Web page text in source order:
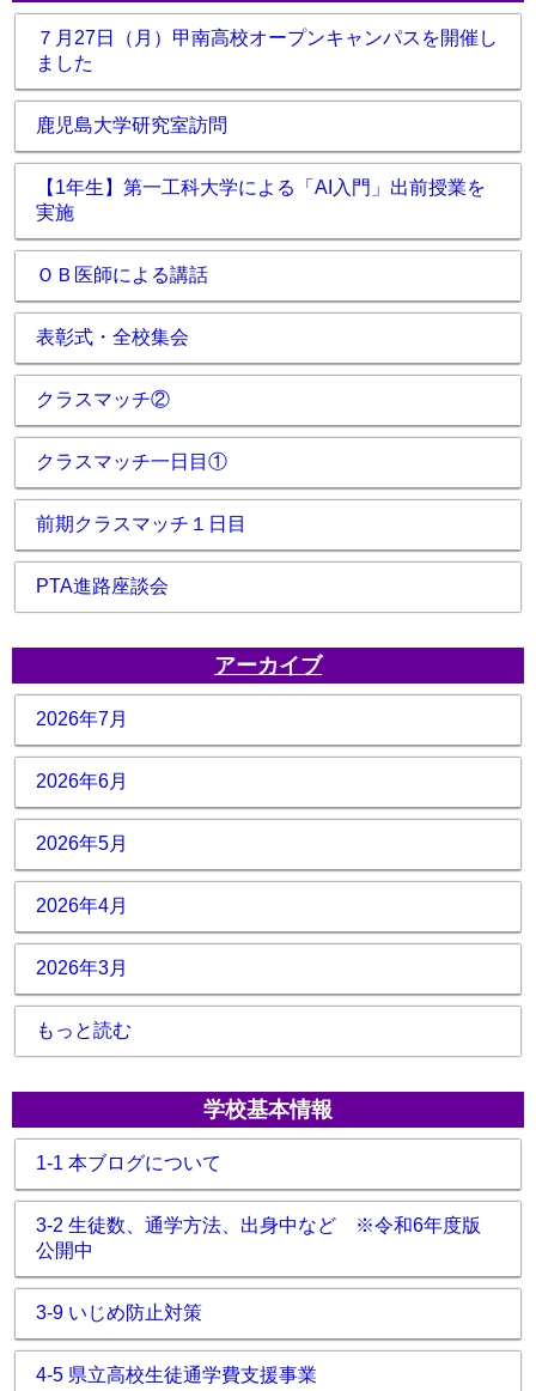
７月27日（月）甲南高校オープンキャンパスを開催し
ました
鹿児島大学研究室訪問
【1年生】第一工科大学による「AI入門」出前授業を
実施
ＯＢ医師による講話
表彰式・全校集会
クラスマッチ②
クラスマッチ一日目①
前期クラスマッチ１日目
PTA進路座談会
アーカイブ
2026年7月
2026年6月
2026年5月
2026年4月
2026年3月
もっと読む
学校基本情報
1-1 本ブログについて
3-2 生徒数、通学方法、出身中など ※令和6年度版
公開中
3-9 いじめ防止対策
4-5 県立高校生徒通学費支援事業